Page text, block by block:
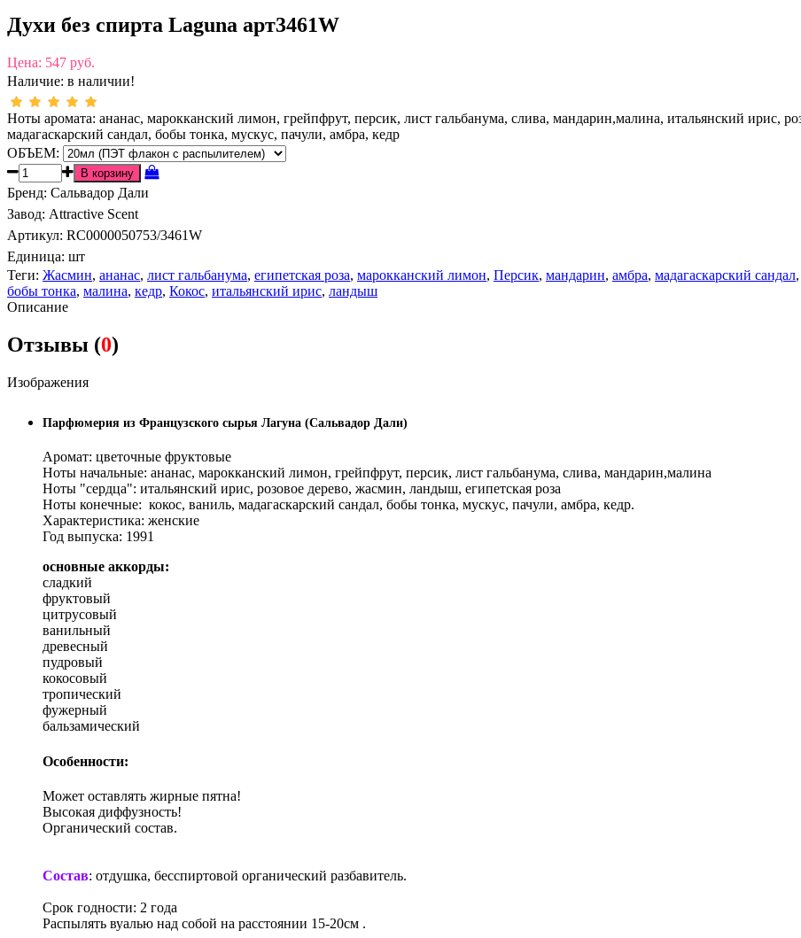
Духи без спирта Laguna арт3461W
Цена: 547 руб.
Наличие: в наличии!
Ноты аромата: ананас, марокканский лимон, грейпфрут, персик, лист гальбанума, слива, мандарин,малина, итальянский ирис,
мадагаскарский сандал, бобы тонка, мускус, пачули, амбра, кедр
ОБЪЕМ:
Бренд: Сальвадор Дали
Завод: Attractive Scent
Артикул: RC0000050753/3461W
Единица: шт
Теги: Жасмин, ананас, лист гальбанума, египетская роза, марокканский лимон, Персик, мандарин, амбра, мадагаскарский сандал,
бобы тонка, малина, кедр, Кокос, итальянский ирис, ландыш
Описание
Отзывы (0)
Изображения
Парфюмерия из Французского сырья Лагуна (Сальвадор Дали)
Аромат: цветочные фруктовые
Ноты начальные: ананас, марокканский лимон, грейпфрут, персик, лист гальбанума, слива, мандарин,малина
Ноты "сердца": итальянский ирис, розовое дерево, жасмин, ландыш, египетская роза
Ноты конечные: кокос, ваниль, мадагаскарский сандал, бобы тонка, мускус, пачули, амбра, кедр.
Характеристика: женские
Год выпуска: 1991
основные аккорды:
сладкий
фруктовый
цитрусовый
ванильный
древесный
пудровый
кокосовый
тропический
фужерный
бальзамический
Особенности:
Может оставлять жирные пятна!
Высокая диффузность!
Органический состав.
Состав: отдушка, бесспиртовой органический разбавитель.
Срок годности: 2 года
Распылять вуалью над собой на расстоянии 15-20см .